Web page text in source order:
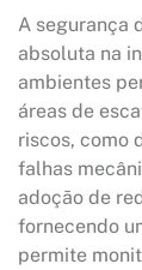
A segurança
absoluta na
ambientes
áreas de
riscos, como
falhas
adoção de
fornecendo
permite